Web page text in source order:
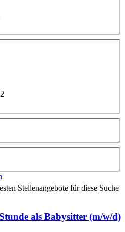
2
Stellenangebote für diese Suche
als Babysitter (m/w/d)